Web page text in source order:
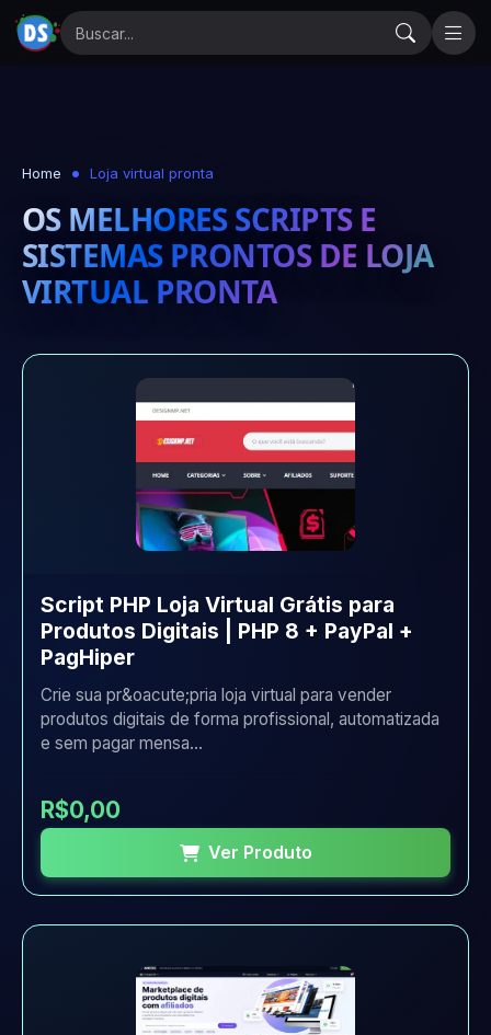
Home Loja virtual pronta
OS MELHORES SCRIPTS E
SISTEMAS PRONTOS DE LOJA
VIRTUAL PRONTA
Script PHP Loja Virtual Grátis para
Produtos Digitais | PHP 8 + PayPal +
PagHiper
Crie sua pr&oacute;pria loja virtual para vender
produtos digitais de forma profissional, automatizada
e sem pagar mensa...
R$0,00
Ver Produto